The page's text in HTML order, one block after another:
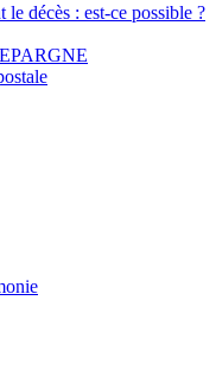
le décès : est-ce possible ?